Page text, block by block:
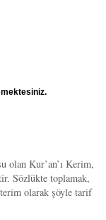
olan Kur’an’ı Kerim,
Sözlükte toplamak,
olarak şöyle tarif